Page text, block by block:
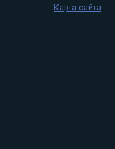
Карта сайта